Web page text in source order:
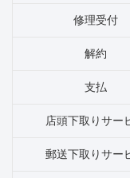
修理受付
解約
支払
店頭下取りサー
郵送下取りサー